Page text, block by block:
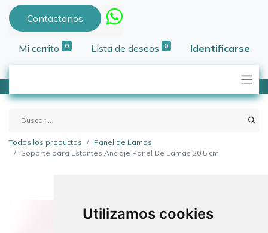
Utilizamos cookies
Contáctanos
Mi carrito 0 Lista de deseos 0 Identificarse
Todos los productos
Panel de Lamas
Soporte para Estantes Anclaje Panel De Lamas 20.5 cm